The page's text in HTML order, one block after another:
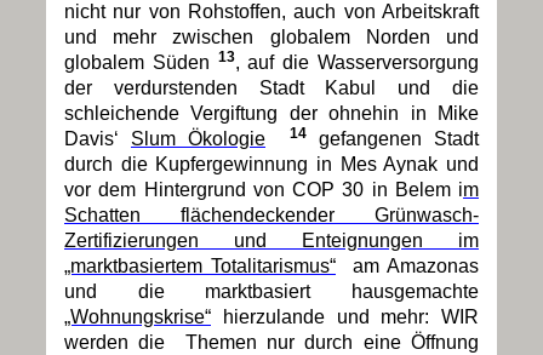
nicht nur von Rohstoffen, auch von Arbeitskraft
und mehr zwischen globalem Norden und
globalem Süden 13, auf die Wasserversorgung
der verdurstenden Stadt Kabul und die
schleichende Vergiftung der ohnehin in Mike
Davis‘ Slum Ökologie 14
gefangenen Stadt
durch die Kupfergewinnung in Mes Aynak und
vor dem Hintergrund von COP 30 in Belem im
Schatten flächendeckender Grünwasch-
Zertifizierungen und Enteignungen im
„marktbasiertem Totalitarismus“
am Amazonas
und die marktbasiert hausgemachte
„Wohnungskrise“ hierzulande und mehr: WIR
werden die Themen nur durch eine Öffnung